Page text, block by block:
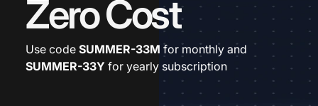
Zero Cost
Use code SUMMER-33M for monthly and
SUMMER-33Y for yearly subscription